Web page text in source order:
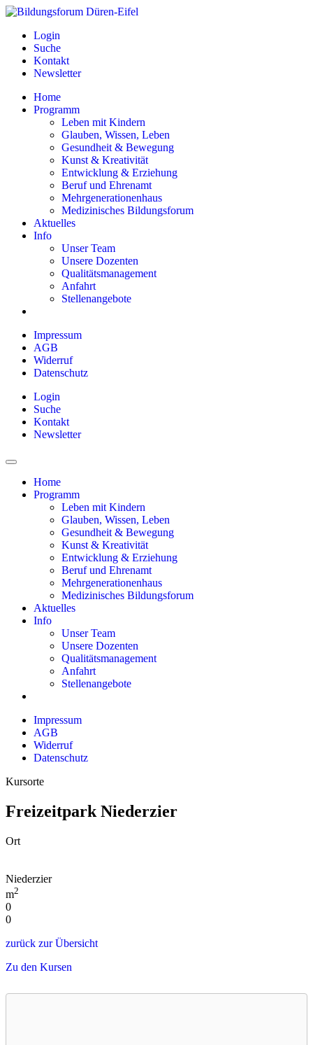
Login
Suche
Kontakt
Newsletter
Home
Programm
Leben mit Kindern
Glauben, Wissen, Leben
Gesundheit & Bewegung
Kunst & Kreativität
Entwicklung & Erziehung
Beruf und Ehrenamt
Mehrgenerationenhaus
Medizinisches Bildungsforum
Aktuelles
Info
Unser Team
Unsere Dozenten
Qualitätsmanagement
Anfahrt
Stellenangebote
Impressum
AGB
Widerruf
Datenschutz
Login
Suche
Kontakt
Newsletter
Home
Programm
Leben mit Kindern
Glauben, Wissen, Leben
Gesundheit & Bewegung
Kunst & Kreativität
Entwicklung & Erziehung
Beruf und Ehrenamt
Mehrgenerationenhaus
Medizinisches Bildungsforum
Aktuelles
Info
Unser Team
Unsere Dozenten
Qualitätsmanagement
Anfahrt
Stellenangebote
Impressum
AGB
Widerruf
Datenschutz
Kursorte
Freizeitpark Niederzier
Ort
Niederzier
m2
0
0
zurück zur Übersicht
Zu den Kursen